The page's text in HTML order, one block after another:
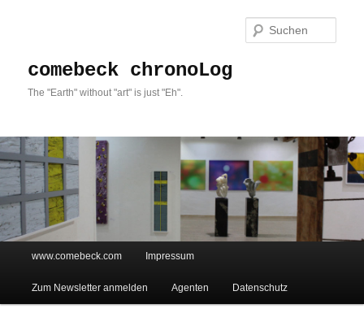
comebeck chronoLog
The "Earth" without "art" is just "Eh".
Zum Inhalt wechseln
Zum sekundären Inhalt wechseln
www.comebeck.com Impressum
Zum Newsletter anmelden Agenten Datenschutz